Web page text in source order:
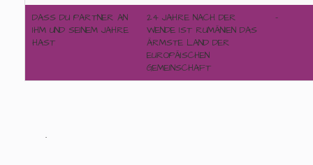
DASS DU PARTNER AN
IHM UND SEINEM JAHRE
HAST
24 JAHRE NACH DER
WENDE IST RUMÄNIEN DAS
ÄRMSTE LAND DER
EUROPÄISCHEN
GEMEINSCHAFT
-
.